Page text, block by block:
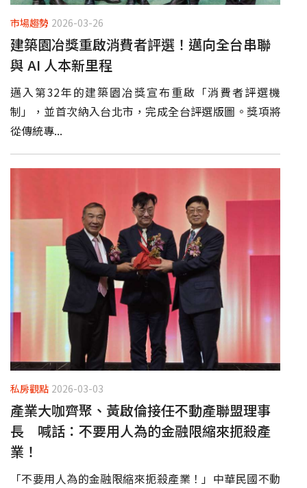
市場趨勢 2026-03-26
建築園冶獎重啟消費者評選！邁向全台串聯
與 AI 人本新里程
邁入第32年的建築園冶獎宣布重啟「消費者評選機
制」，並首次納入台北市，完成全台評選版圖。獎項將
從傳統專...
私房觀點 2026-03-03
產業大咖齊聚、黃啟倫接任不動產聯盟理事
長 喊話：不要用人為的金融限縮來扼殺產
業！
「不要用人為的金融限縮來扼殺產業！」中華民國不動